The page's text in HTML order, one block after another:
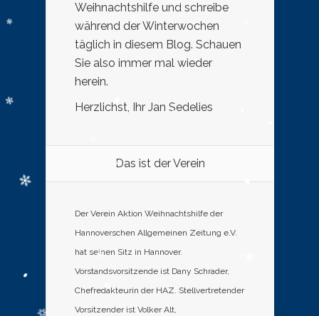
Weihnachtshilfe und schreibe
während der Winterwochen
täglich in diesem Blog. Schauen
Sie also immer mal wieder
herein.
Herzlichst, Ihr Jan Sedelies
Das ist der Verein
Der Verein Aktion Weihnachtshilfe der
Hannoverschen Allgemeinen Zeitung e.V.
hat seinen Sitz in Hannover.
Vorstandsvorsitzende ist Dany Schrader,
Chefredakteurin der HAZ. Stellvertretender
Vorsitzender ist Volker Alt,